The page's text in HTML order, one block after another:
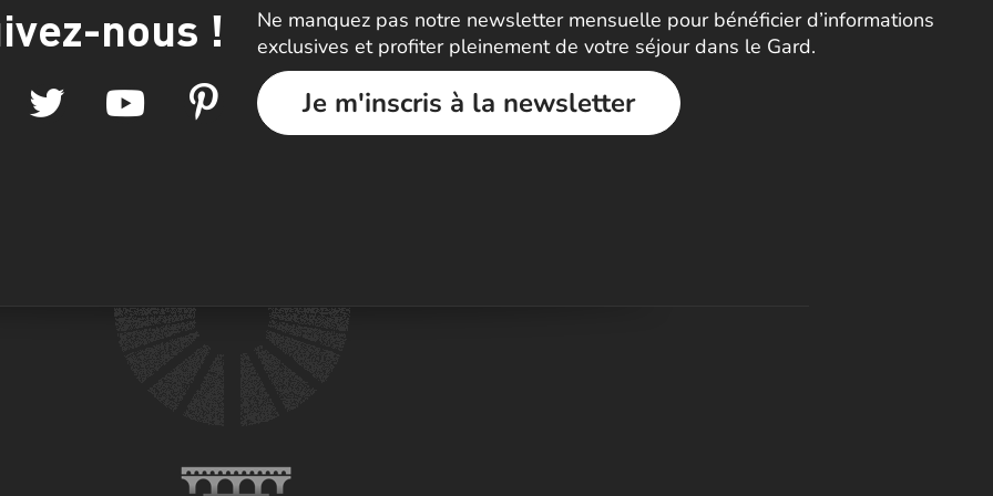
nous !
Ne manquez pas notre newsletter mensuelle pour bénéficier d’informations
exclusives et profiter pleinement de votre séjour dans le Gard.
Je m'inscris à la newsletter